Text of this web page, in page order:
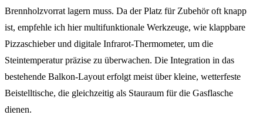
Brennholzvorrat lagern muss. Da der Platz für Zubehör oft knapp
ist, empfehle ich hier multifunktionale Werkzeuge, wie klappbare
Pizzaschieber und digitale Infrarot-Thermometer, um die
Steintemperatur präzise zu überwachen. Die Integration in das
bestehende Balkon-Layout erfolgt meist über kleine, wetterfeste
Beistelltische, die gleichzeitig als Stauraum für die Gasflasche
dienen.